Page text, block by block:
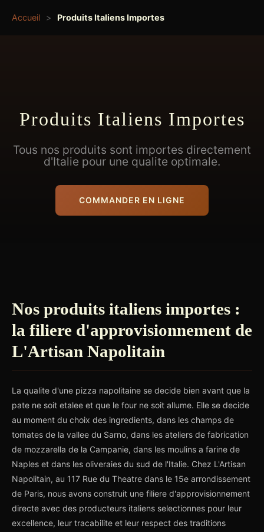
Accueil > Produits Italiens Importes
Produits Italiens Importes
Tous nos produits sont importes directement
d'Italie pour une qualite optimale.
COMMANDER EN LIGNE
Nos produits italiens importes :
la filiere d'approvisionnement de
L'Artisan Napolitain
La qualite d'une pizza napolitaine se decide bien avant que la
pate ne soit etalee et que le four ne soit allume. Elle se decide
au moment du choix des ingredients, dans les champs de
tomates de la vallee du Sarno, dans les ateliers de fabrication
de mozzarella de la Campanie, dans les moulins a farine de
Naples et dans les oliveraies du sud de l'Italie. Chez L'Artisan
Napolitain, au 117 Rue du Theatre dans le 15e arrondissement
de Paris, nous avons construit une filiere d'approvisionnement
directe avec des producteurs italiens selectionnes pour leur
excellence, leur tracabilite et leur respect des traditions